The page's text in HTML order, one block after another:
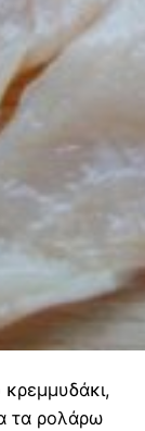
τα ρολάρω